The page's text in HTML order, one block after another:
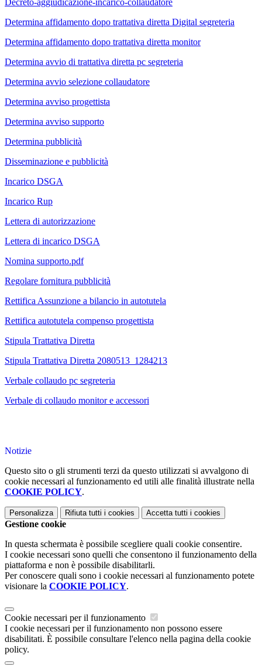
Decreto-aggiudicazione-incarico-collaudatore
Determina affidamento dopo trattativa diretta Digital segreteria
Determina affidamento dopo trattativa diretta monitor
Determina avvio di trattativa diretta pc segreteria
Determina avvio selezione collaudatore
Determina avviso progettista
Determina avviso supporto
Determina pubblicità
Disseminazione e pubblicità
Incarico DSGA
Incarico Rup
Lettera di autorizzazione
Lettera di incarico DSGA
Nomina supporto.pdf
Regolare fornitura pubblicità
Rettifica Assunzione a bilancio in autotutela
Rettifica autotutela compenso progettista
Stipula Trattativa Diretta
Stipula Trattativa Diretta 2080513_1284213
Verbale collaudo pc segreteria
Verbale di collaudo monitor e accessori
Notizie
Questo sito o gli strumenti terzi da questo utilizzati si avvalgono di
cookie necessari al funzionamento ed utili alle finalità illustrate nella
COOKIE POLICY.
Personalizza Rifiuta tutti i cookies Accetta tutti i cookies
Gestione cookie
In questa schermata è possibile scegliere quali cookie consentire.
I cookie necessari sono quelli che consentono il funzionamento della
piattaforma e non è possibile disabilitarli.
Per conoscere quali sono i cookie necessari al funzionamento potete
visionare la COOKIE POLICY.
Cookie necessari per il funzionamento
I cookie necessari per il funzionamento non possono essere
disabilitati. È possibile consultare l'elenco nella pagina della cookie
policy.